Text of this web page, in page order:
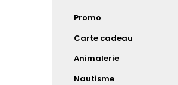
Promo
Carte cadeau
Animalerie
Nautisme